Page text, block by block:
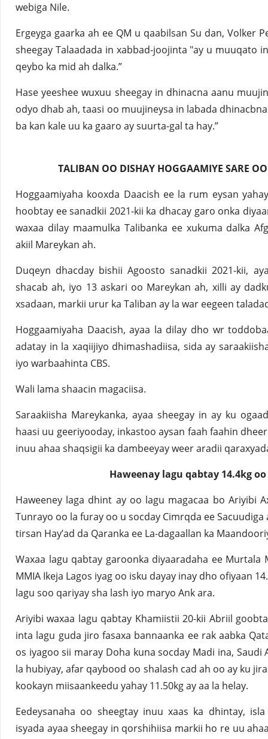
webiga Nile.
Ergeyga gaarka ah ee QM u qaabilsan Su dan, Volker
sheegay Talaadada in xabbad-joojinta "ay u muuqato
qeybo ka mid ah dalka.”
Hase yeeshee wuxuu sheegay in dhinacna aanu
odyo dhab ah, taasi oo muujineysa in labada
ba kan kale uu ka gaaro ay suurta-gal ta hay.”
TALIBAN OO DISHAY HOGGAAMIYE SARE
Hoggaamiyaha kooxda Daacish ee la rum eysan
hoobtay ee sanadkii 2021-kii ka dhacay garo onka
waxaa dilay maamulka Talibanka ee xukuma dalka
akiil Mareykan ah.
Duqeyn dhacday bishii Agoosto sanadkii 2021-kii,
shacab ah, iyo 13 askari oo Mareykan ah, xilli ay
xsadaan, markii urur ka Taliban ay la war eegeen
Hoggaamiyaha Daacish, ayaa la dilay dho wr
adatay in la xaqiijiyo dhimashadiisa, sida ay
iyo warbaahinta CBS.
Wali lama shaacin magaciisa.
Saraakiisha Mareykanka, ayaa sheegay in ay ku
haasi uu geeriyooday, inkastoo aysan faah faahin
inuu ahaa shaqsigii ka dambeeyay weer aradii
Haweenay lagu qabtay 14.4kg
Haweeney laga dhint ay oo lagu magacaa bo Ariyibi
Tunrayo oo la furay oo u socday Cimrqda ee
tirsan Hay’ad da Qaranka ee La-dagaallan ka
Waxaa lagu qabtay garoonka diyaaradaha ee
MMIA Ikeja Lagos iyag oo isku dayay inay dho ofiyaan
lagu soo qariyay sha lash iyo maryo Ank ara.
Ariyibi waxaa lagu qabtay Khamiistii 20-kii Abriil
inta lagu guda jiro fasaxa bannaanka ee rak aabka
os iyagoo sii maray Doha kuna socday Madi ina,
la hubiyay, afar qaybood oo shalash cad ah oo ay ku
kookayn miisaankeedu yahay 11.50kg ay aa la helay.
Eedeysanaha oo sheegtay inuu xaas ka dhintay,
isyada ayaa sheegay in qorshihiisa markii ho re uu